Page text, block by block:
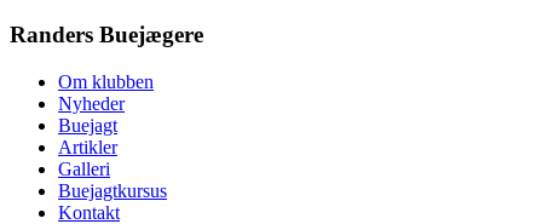
Randers Buejægere
Om klubben
Nyheder
Buejagt
Artikler
Galleri
Buejagtkursus
Kontakt